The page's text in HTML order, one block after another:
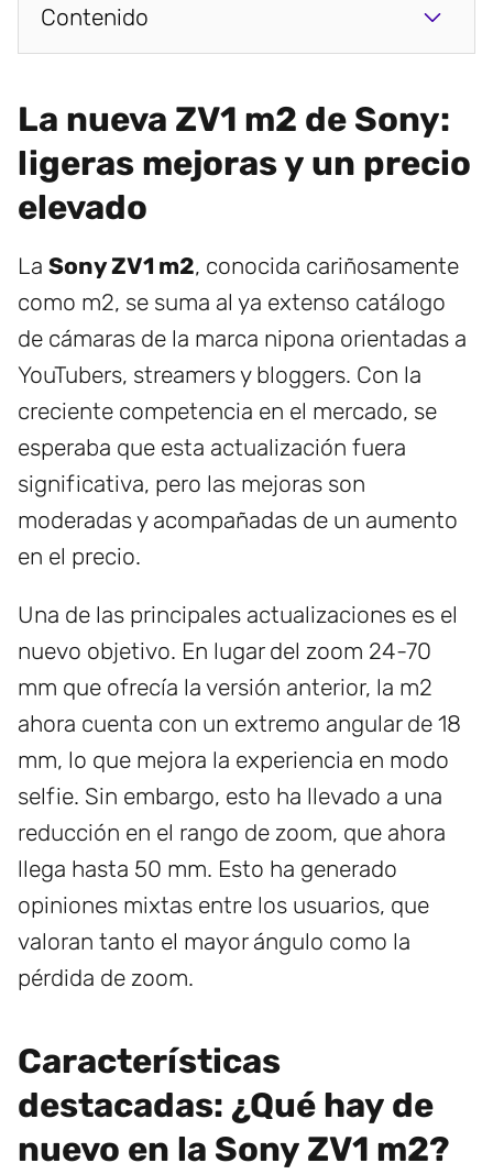
Contenido
La nueva ZV1 m2 de Sony:
ligeras mejoras y un precio
elevado
La Sony ZV1 m2, conocida cariñosamente
como m2, se suma al ya extenso catálogo
de cámaras de la marca nipona orientadas a
YouTubers, streamers y bloggers. Con la
creciente competencia en el mercado, se
esperaba que esta actualización fuera
significativa, pero las mejoras son
moderadas y acompañadas de un aumento
en el precio.
Una de las principales actualizaciones es el
nuevo objetivo. En lugar del zoom 24-70
mm que ofrecía la versión anterior, la m2
ahora cuenta con un extremo angular de 18
mm, lo que mejora la experiencia en modo
selfie. Sin embargo, esto ha llevado a una
reducción en el rango de zoom, que ahora
llega hasta 50 mm. Esto ha generado
opiniones mixtas entre los usuarios, que
valoran tanto el mayor ángulo como la
pérdida de zoom.
Características
destacadas: ¿Qué hay de
nuevo en la Sony ZV1 m2?